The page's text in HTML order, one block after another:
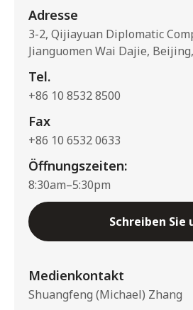
Adresse
3-2, Qijiayuan Diplomatic
Jianguomen Wai Dajie,
Tel.
+86 10 8532 8500
Fax
+86 10 6532 0633
Öffnungszeiten:
8:30am–5:30pm
Schreiben Sie
Medienkontakt
Shuangfeng (Michael) Zhang